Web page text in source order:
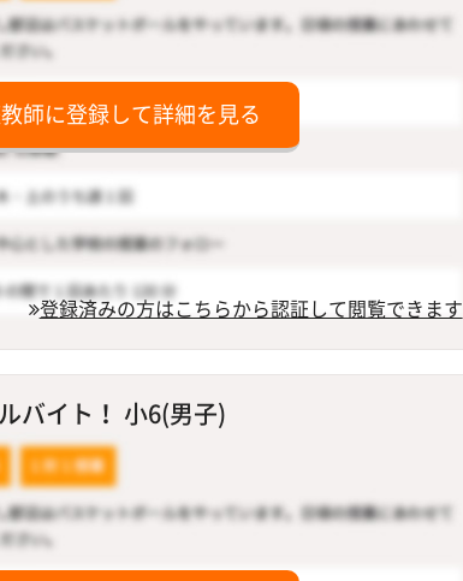
師に登録して詳細を見る
登録済みの方はこちらから認証して閲覧できます
バイト！ 小6(男子)